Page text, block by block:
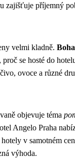
zajišťuje příjemný
velmi kladně.
se hosté do
ovoce a různé
objevuje téma
Angelo Praha
v samotném
výhoda.